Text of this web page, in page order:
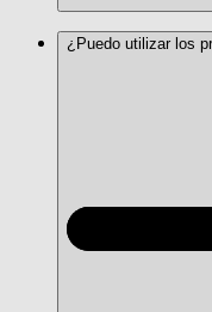
¿Puedo utilizar los